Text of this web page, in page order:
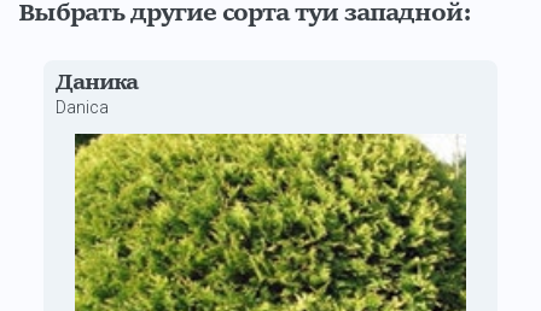
Выбрать другие сорта туи западной:
Даника
Danica